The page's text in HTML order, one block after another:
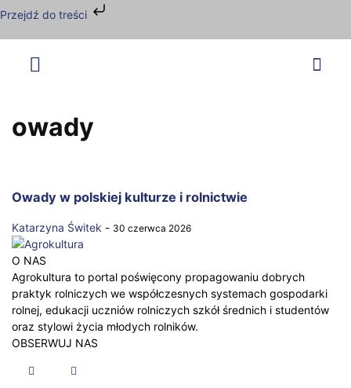
Przejdź do treści
owady
Owady w polskiej kulturze i rolnictwie
Katarzyna Świtek - 30 czerwca 2026
O NAS
Agrokultura to portal poświęcony propagowaniu dobrych
praktyk rolniczych we współczesnych systemach gospodarki
rolnej, edukacji uczniów rolniczych szkół średnich i studentów
oraz stylowi życia młodych rolników.
OBSERWUJ NAS